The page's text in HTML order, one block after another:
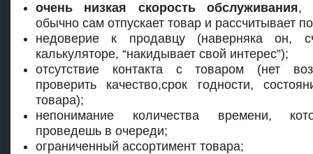
очень низкая скорость обслуживания,
обычно сам отпускает товар и рассчитывает
недоверие к продавцу (наверняка он,
калькуляторе, “накидывает свой интерес”);
отсутствие контакта с товаром (нет
проверить качество,срок годности,
товара);
непонимание количества времени,
проведешь в очереди;
ограниченный ассортимент товара;